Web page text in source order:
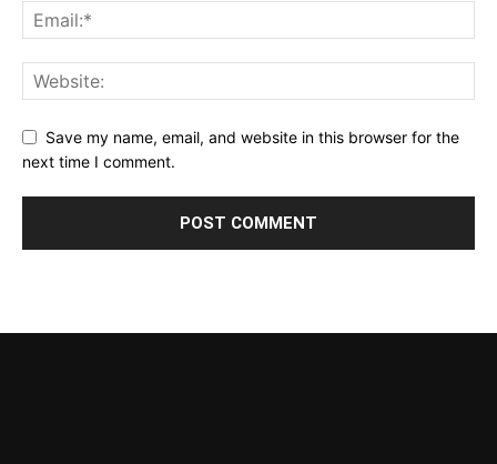
Save my name, email, and website in this browser for the
next time I comment.